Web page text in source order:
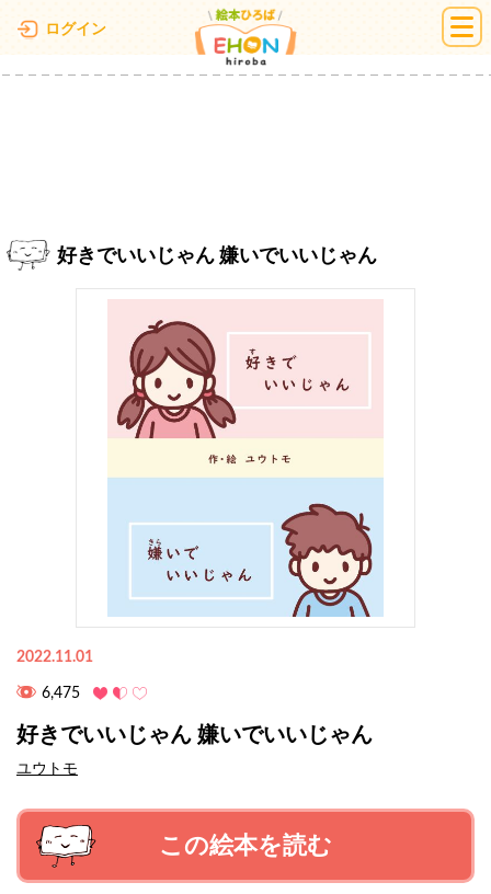
ログイン 絵本ひろば
好きでいいじゃん 嫌いでいいじゃん
2022.11.01
6,475
好きでいいじゃん 嫌いでいいじゃん
ユウトモ
この絵本を読む